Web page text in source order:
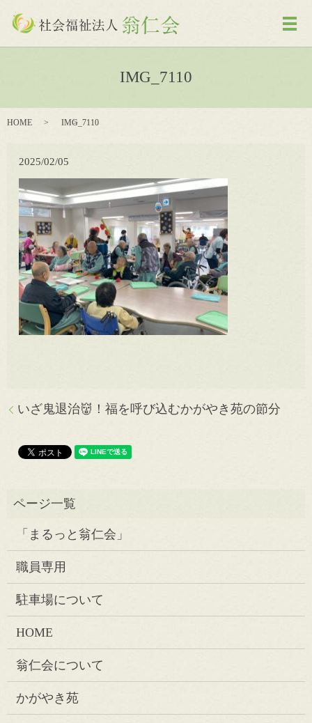
メ
IMG_7110
HOME IMG_7110
2025/02/05
いざ鬼退治👹！福を呼び込むかがやき苑の節分
「まるっと翁仁会」
職員専用
駐車場について
HOME
翁仁会について
かがやき苑